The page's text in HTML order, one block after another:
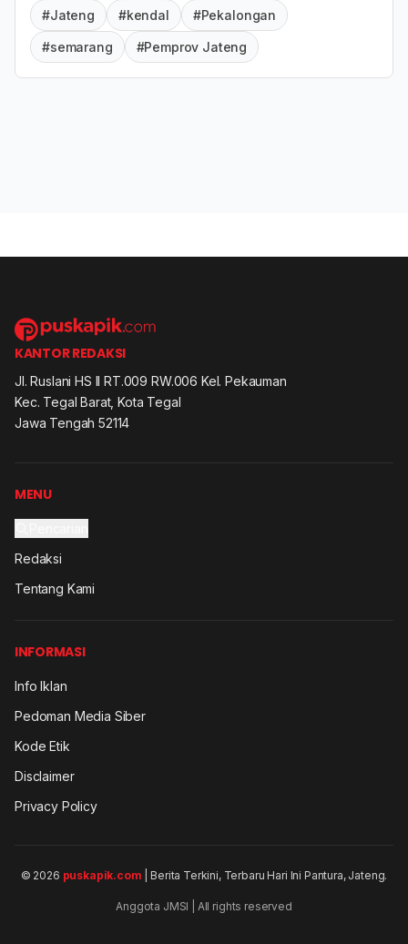
#Jateng #kendal #Pekalongan
#semarang #Pemprov Jateng
KANTOR REDAKSI
Jl. Ruslani HS II RT.009 RW.006 Kel. Pekauman
Kec. Tegal Barat, Kota Tegal
Jawa Tengah 52114
MENU
Redaksi
Tentang Kami
INFORMASI
Info Iklan
Pedoman Media Siber
Kode Etik
Disclaimer
Privacy Policy
© 2026 puskapik.com | Berita Terkini, Terbaru Hari Ini Pantura, Jateng.
Anggota JMSI | All rights reserved